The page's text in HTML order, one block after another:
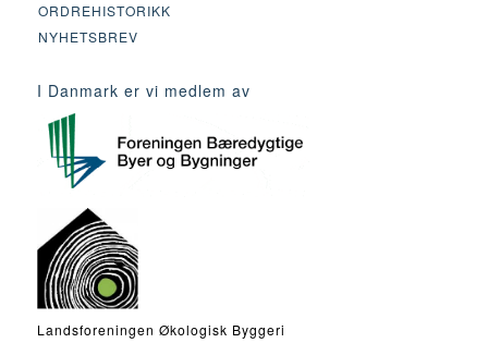
ORDREHISTORIKK
NYHETSBREV
I Danmark er vi medlem av
Landsforeningen Økologisk Byggeri